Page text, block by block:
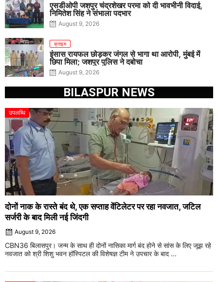
एसडीओपी जशपुर चंद्रशेखर परमा को दी भावभीनी विदाई,
निमितेश सिंह ने संभाला पदभार
August 9, 2026
क्राइम
इंसास रायफल छोड़कर जंगल से भागा था आरोपी, मुंबई में
छिपा मिला; जशपुर पुलिस ने दबोचा
August 9, 2026
BILASPUR NEWS
उपलब्धि
दोनों नाक के रास्ते बंद थे, एक सप्ताह वेंटिलेटर पर रहा नवजात, जटिल
सर्जरी के बाद मिली नई जिंदगी
August 9, 2026
CBN36 बिलासपुर। जन्म के साथ ही दोनों नासिका मार्ग बंद होने से सांस के लिए जूझ रहे
नवजात को श्री शिशु भवन हॉस्पिटल की विशेषज्ञ टीम ने उपचार के बाद ...